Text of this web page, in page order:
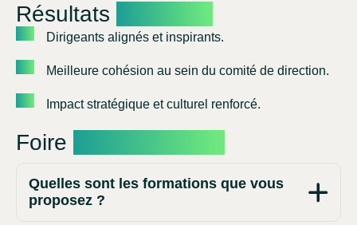
Résultats
Dirigeants alignés et inspirants.
Meilleure cohésion au sein du comité de direction.
Impact stratégique et culturel renforcé.
Foire
Quelles sont les formations que vous
proposez ?